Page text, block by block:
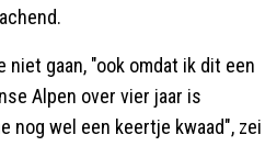
gaan, "ook omdat ik dit een
Alpen over vier jaar is
nog wel een keertje kwaad", zei